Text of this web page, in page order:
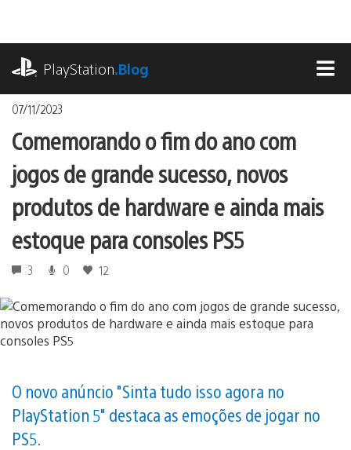
o
conteúdo
PlayStation.Blog
07/11/2023
Comemorando o fim do ano com
jogos de grande sucesso, novos
produtos de hardware e ainda mais
estoque para consoles PS5
3 0 12
O novo anúncio "Sinta tudo isso agora no
PlayStation 5" destaca as emoções de jogar no
PS5.